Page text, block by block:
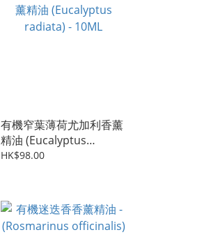
有機窄葉薄荷尤加利香薰
精油 (Eucalyptus
radiata) - 10ML
HK$98.00